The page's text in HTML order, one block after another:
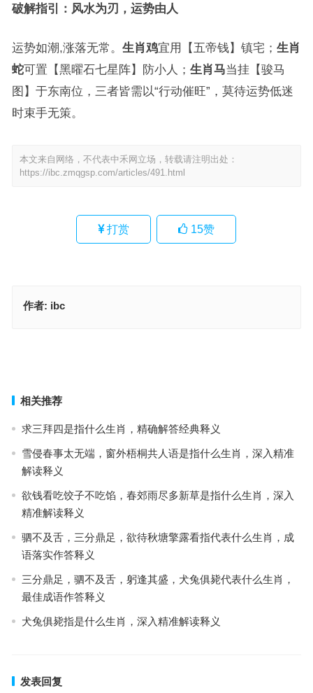
破解指引：风水为刃，运势由人
运势如潮,涨落无常。 生肖鸡宜用【五帝钱】镇宅； 生肖
蛇可置【黑曜石七星阵】防小人； 生肖马当挂【骏马
图】于东南位，三者皆需以“行动催旺”，莫待运势低迷
时束手无策。
本文来自网络，不代表中禾网立场，转载请注明出处：
https://ibc.zmqgsp.com/articles/491.html
打赏 15赞
作者: ibc
相关推荐
求三拜四是指什么生肖，精确解答经典释义
雪侵春事太无端，窗外梧桐共人语是指什么生肖，深入精准
解读释义
欲钱看吃饺子不吃馅，春郊雨尽多新草是指什么生肖，深入
精准解读释义
驷不及舌，三分鼎足，欲待秋塘擎露看指代表什么生肖，成
语落实作答释义
三分鼎足，驷不及舌，躬逢其盛，犬兔俱毙代表什么生肖，
最佳成语作答释义
犬兔俱毙指是什么生肖，深入精准解读释义
发表回复